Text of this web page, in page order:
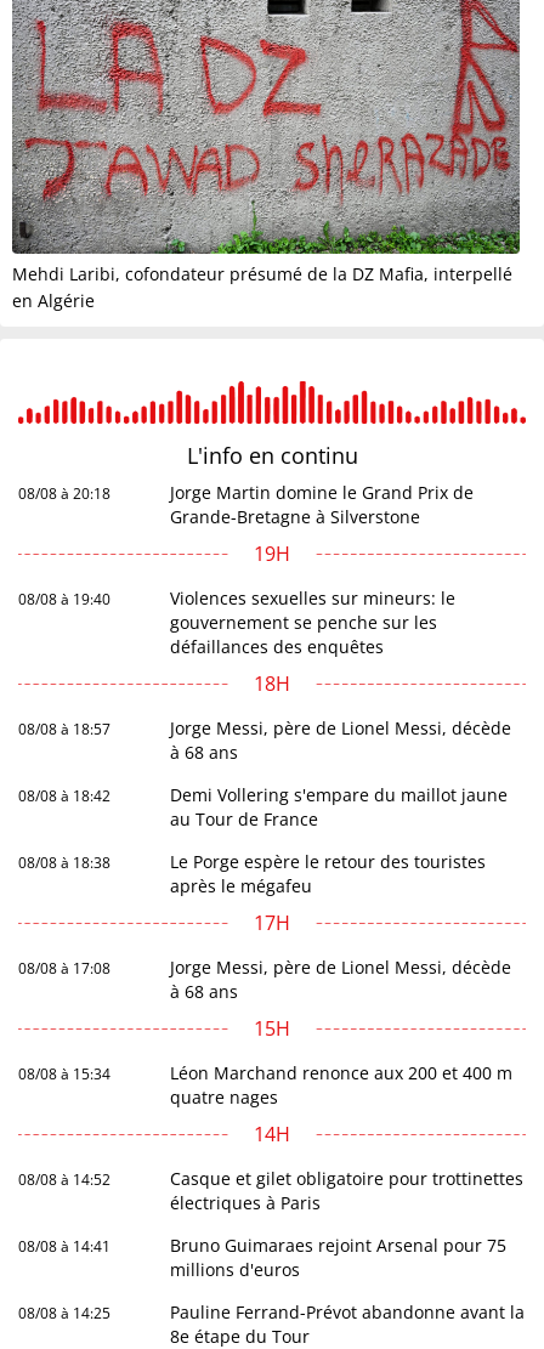
Mehdi Laribi, cofondateur présumé de la DZ Mafia, interpellé
en Algérie
L'info en continu
08/08 à 20:18
Jorge Martin domine le Grand Prix de
Grande-Bretagne à Silverstone
19H
08/08 à 19:40
Violences sexuelles sur mineurs: le
gouvernement se penche sur les
défaillances des enquêtes
18H
08/08 à 18:57
Jorge Messi, père de Lionel Messi, décède
à 68 ans
08/08 à 18:42
Demi Vollering s'empare du maillot jaune
au Tour de France
08/08 à 18:38
Le Porge espère le retour des touristes
après le mégafeu
17H
08/08 à 17:08
Jorge Messi, père de Lionel Messi, décède
à 68 ans
15H
08/08 à 15:34
Léon Marchand renonce aux 200 et 400 m
quatre nages
14H
08/08 à 14:52
Casque et gilet obligatoire pour trottinettes
électriques à Paris
08/08 à 14:41
Bruno Guimaraes rejoint Arsenal pour 75
millions d'euros
08/08 à 14:25
Pauline Ferrand-Prévot abandonne avant la
8e étape du Tour